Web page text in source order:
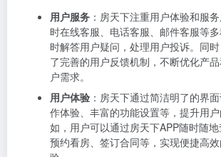
用户服务 ：房天下注重用户体验和服
时在线客服、电话客服、邮件客服等
时解答用户疑问，处理用户投诉。同
了完善的用户反馈机制，不断优化产
户需求。
用户体验 ：房天下通过简洁明了的界
作体验、丰富的功能设置等，提升用
如，用户可以通过房天下APP随时随地
预约看房、签订合同等，实现便捷高